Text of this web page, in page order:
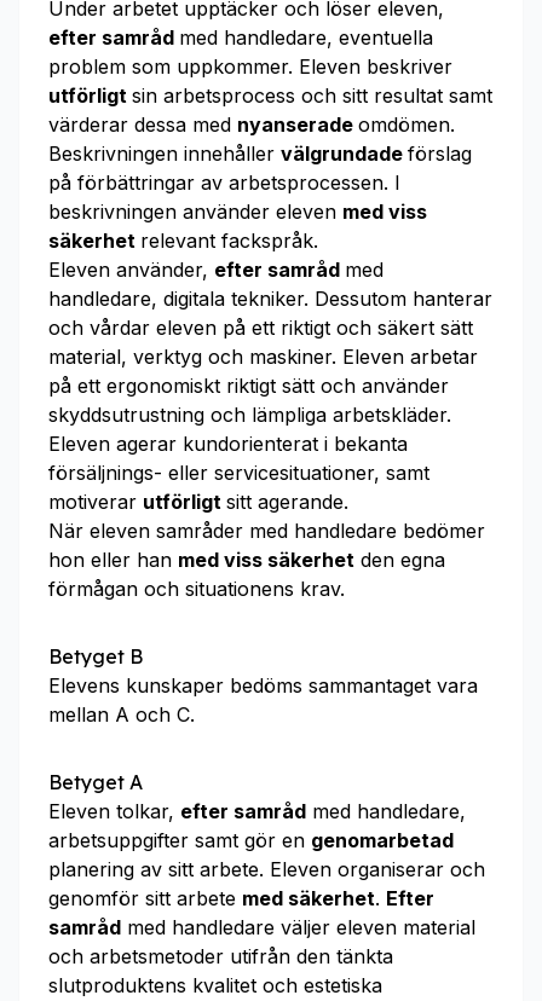
Under arbetet upptäcker och löser eleven,
efter samråd med handledare, eventuella
problem som uppkommer. Eleven beskriver
utförligt sin arbetsprocess och sitt resultat samt
värderar dessa med nyanserade omdömen.
Beskrivningen innehåller välgrundade förslag
på förbättringar av arbetsprocessen. I
beskrivningen använder eleven med viss
säkerhet relevant fackspråk.
Eleven använder, efter samråd med
handledare, digitala tekniker. Dessutom hanterar
och vårdar eleven på ett riktigt och säkert sätt
material, verktyg och maskiner. Eleven arbetar
på ett ergonomiskt riktigt sätt och använder
skyddsutrustning och lämpliga arbetskläder.
Eleven agerar kundorienterat i bekanta
försäljnings- eller servicesituationer, samt
motiverar utförligt sitt agerande.
När eleven samråder med handledare bedömer
hon eller han med viss säkerhet den egna
förmågan och situationens krav.
Betyget B
Elevens kunskaper bedöms sammantaget vara
mellan A och C.
Betyget A
Eleven tolkar, efter samråd med handledare,
arbetsuppgifter samt gör en genomarbetad
planering av sitt arbete. Eleven organiserar och
genomför sitt arbete med säkerhet. Efter
samråd med handledare väljer eleven material
och arbetsmetoder utifrån den tänkta
slutproduktens kvalitet och estetiska